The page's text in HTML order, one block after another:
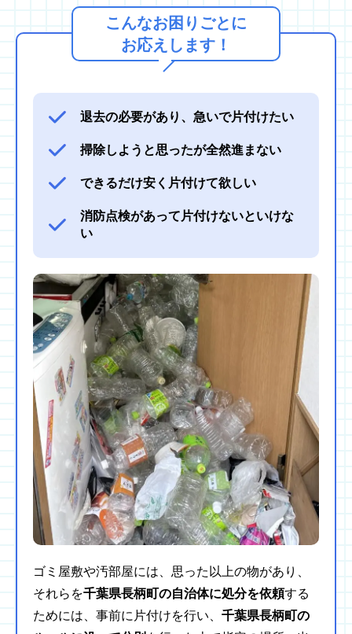
こんなお困りごとに
お応えします！
退去の必要があり、急いで片付けたい
掃除しようと思ったが全然進まない
できるだけ安く片付けて欲しい
消防点検があって片付けないといけな
い
ゴミ屋敷や汚部屋には、思った以上の物があり、
それらを千葉県長柄町の自治体に処分を依頼する
ためには、事前に片付けを行い、 千葉県長柄町の